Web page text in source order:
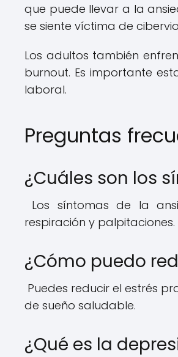
que puede llevar a la
se siente víctima de
Los adultos también
burnout. Es importante
laboral.
Preguntas
¿Cuáles son los
Los síntomas de la
respiración y palpitaciones.
¿Cómo puedo
Puedes reducir el estrés
de sueño saludable.
¿Qué es la